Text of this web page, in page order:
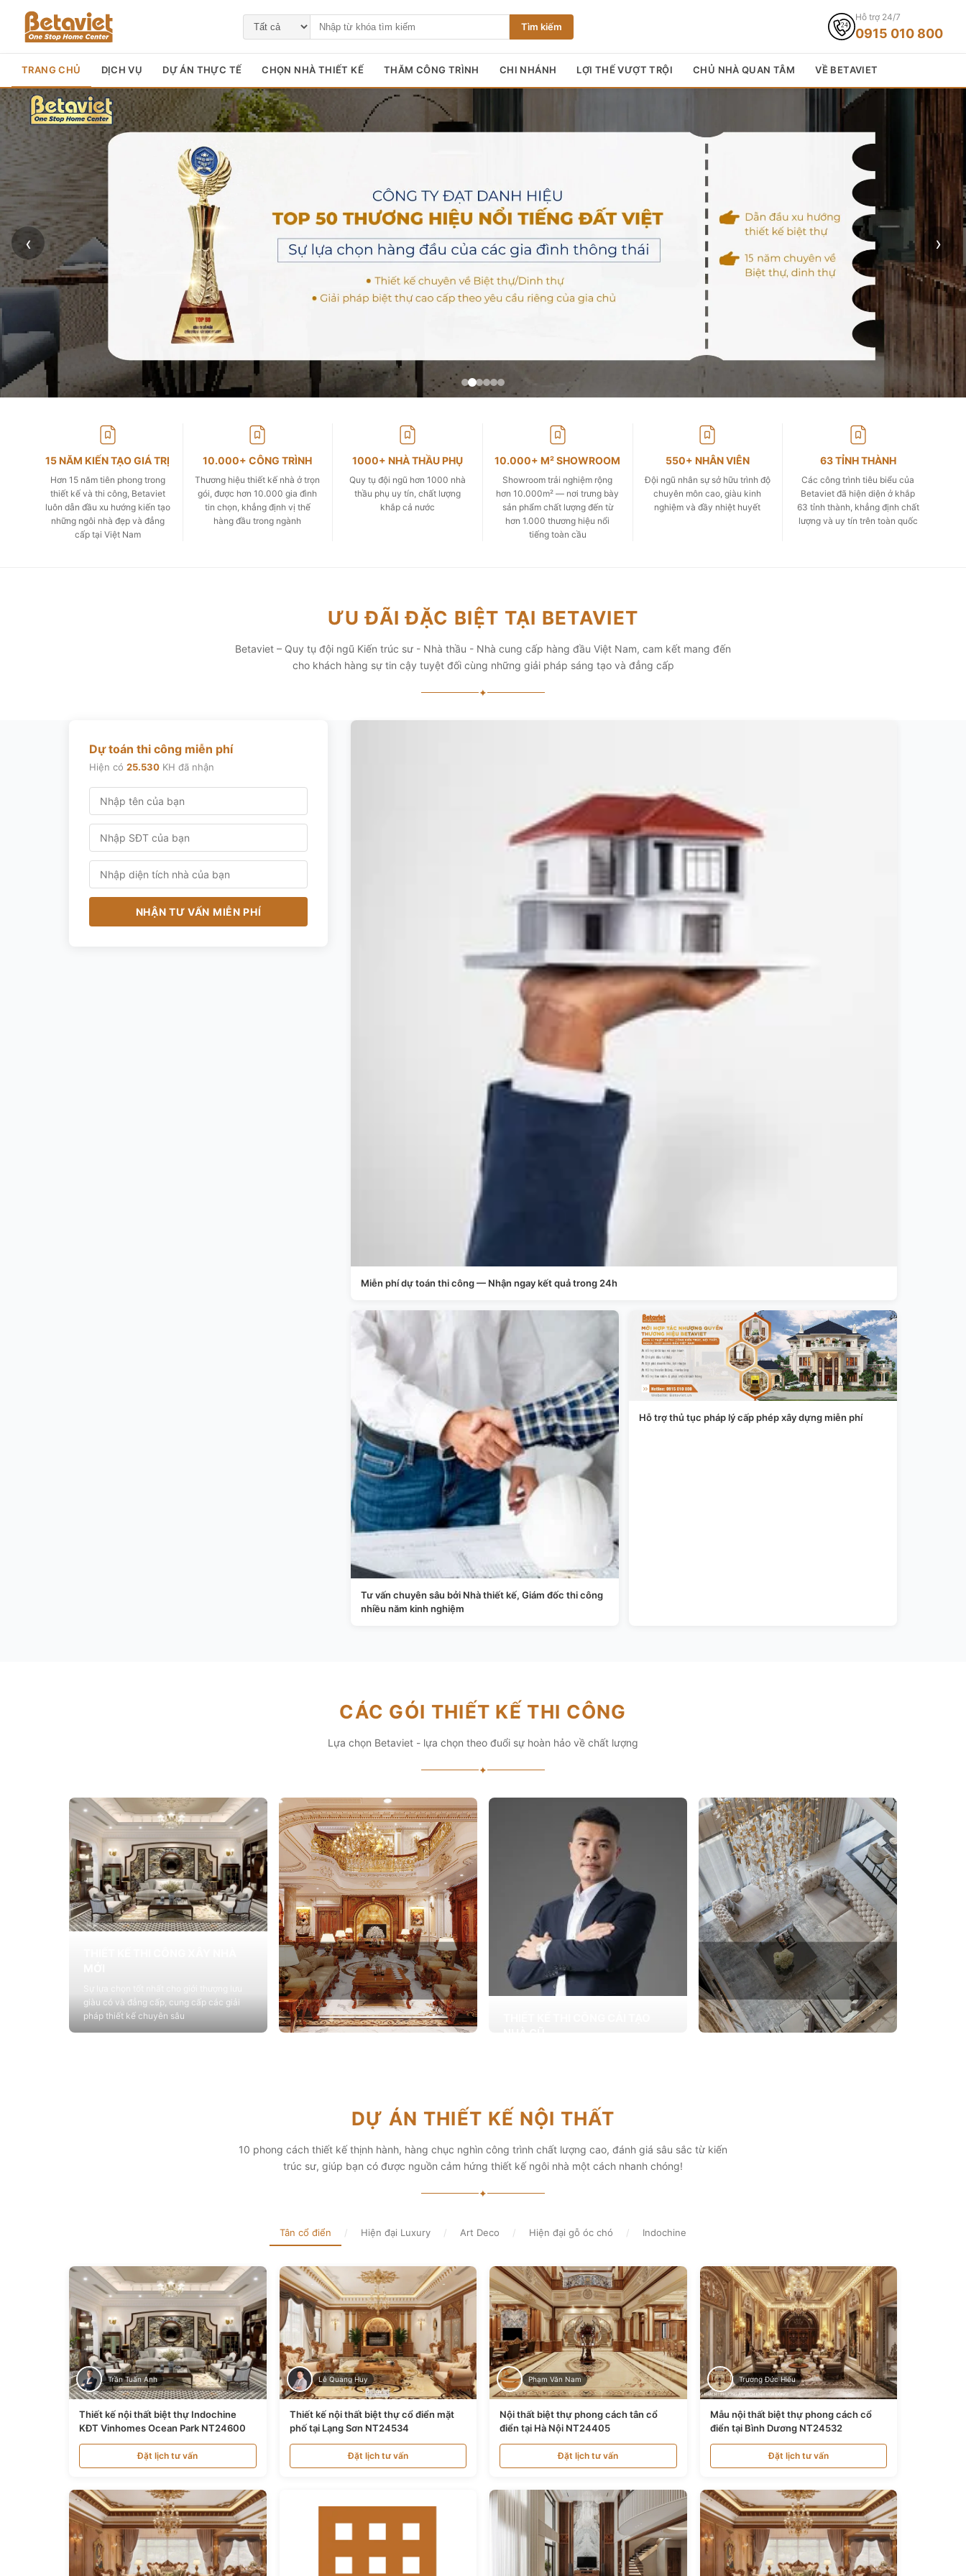
Tìm kiếm
Hỗ trợ 24/7
0915 010 800
TRANG CHỦ DỊCH VỤ DỰ ÁN THỰC TẾ CHỌN NHÀ THIẾT KẾ THĂM CÔNG TRÌNH CHI NHÁNH LỢI THẾ VƯỢT TRỘI CHỦ NHÀ QUAN TÂM VỀ BETAVIET
‹ ›
15 NĂM KIẾN TẠO GIÁ TRỊ
Hơn 15 năm tiên phong trong
thiết kế và thi công, Betaviet
luôn dẫn đầu xu hướng kiến tạo
những ngôi nhà đẹp và đẳng
cấp tại Việt Nam
10.000+ CÔNG TRÌNH
Thương hiệu thiết kế nhà ở trọn
gói, được hơn 10.000 gia đình
tin chọn, khẳng định vị thế
hàng đầu trong ngành
1000+ NHÀ THẦU PHỤ
Quy tụ đội ngũ hơn 1000 nhà
thầu phụ uy tín, chất lượng
khắp cả nước
10.000+ M² SHOWROOM
Showroom trải nghiệm rộng
hơn 10.000m² — nơi trưng bày
sản phẩm chất lượng đến từ
hơn 1.000 thương hiệu nổi
tiếng toàn cầu
550+ NHÂN VIÊN
Đội ngũ nhân sự sở hữu trình độ
chuyên môn cao, giàu kinh
nghiệm và đầy nhiệt huyết
63 TỈNH THÀNH
Các công trình tiêu biểu của
Betaviet đã hiện diện ở khắp
63 tỉnh thành, khẳng định chất
lượng và uy tín trên toàn quốc
ƯU ĐÃI ĐẶC BIỆT TẠI BETAVIET
Betaviet – Quy tụ đội ngũ Kiến trúc sư - Nhà thầu - Nhà cung cấp hàng đầu Việt Nam, cam kết mang đến
cho khách hàng sự tin cậy tuyệt đối cùng những giải pháp sáng tạo và đẳng cấp
✦
Dự toán thi công miễn phí
Hiện có 25.530 KH đã nhận
NHẬN TƯ VẤN MIỄN PHÍ
Miễn phí dự toán thi công — Nhận ngay kết quả trong 24h
Tư vấn chuyên sâu bởi Nhà thiết kế, Giám đốc thi công
nhiều năm kinh nghiệm
Hỗ trợ thủ tục pháp lý cấp phép xây dựng miễn phí
CÁC GÓI THIẾT KẾ THI CÔNG
Lựa chọn Betaviet - lựa chọn theo đuổi sự hoàn hảo về chất lượng
✦
giàu có và đẳng cấp, cung cấp các giải
pháp thiết kế chuyên sâu
Xem chi tiết
DỰ ÁN THIẾT KẾ NỘI THẤT
10 phong cách thiết kế thịnh hành, hàng chục nghìn công trình chất lượng cao, đánh giá sâu sắc từ kiến
trúc sư, giúp bạn có được nguồn cảm hứng thiết kế ngôi nhà một cách nhanh chóng!
✦
Tân cổ điển / Hiện đại Luxury / Art Deco / Hiện đại gỗ óc chó / Indochine
Trần Tuấn Anh
Thiết kế nội thất biệt thự Indochine
KĐT Vinhomes Ocean Park NT24600
Đặt lịch tư vấn
Lê Quang Huy
Thiết kế nội thất biệt thự cổ điển mặt
phố tại Lạng Sơn NT24534
Đặt lịch tư vấn
Phạm Văn Nam
Nội thất biệt thự phong cách tân cổ
điển tại Hà Nội NT24405
Đặt lịch tư vấn
Trương Đức Hiếu
Mẫu nội thất biệt thự phong cách cổ
điển tại Bình Dương NT24532
Đặt lịch tư vấn